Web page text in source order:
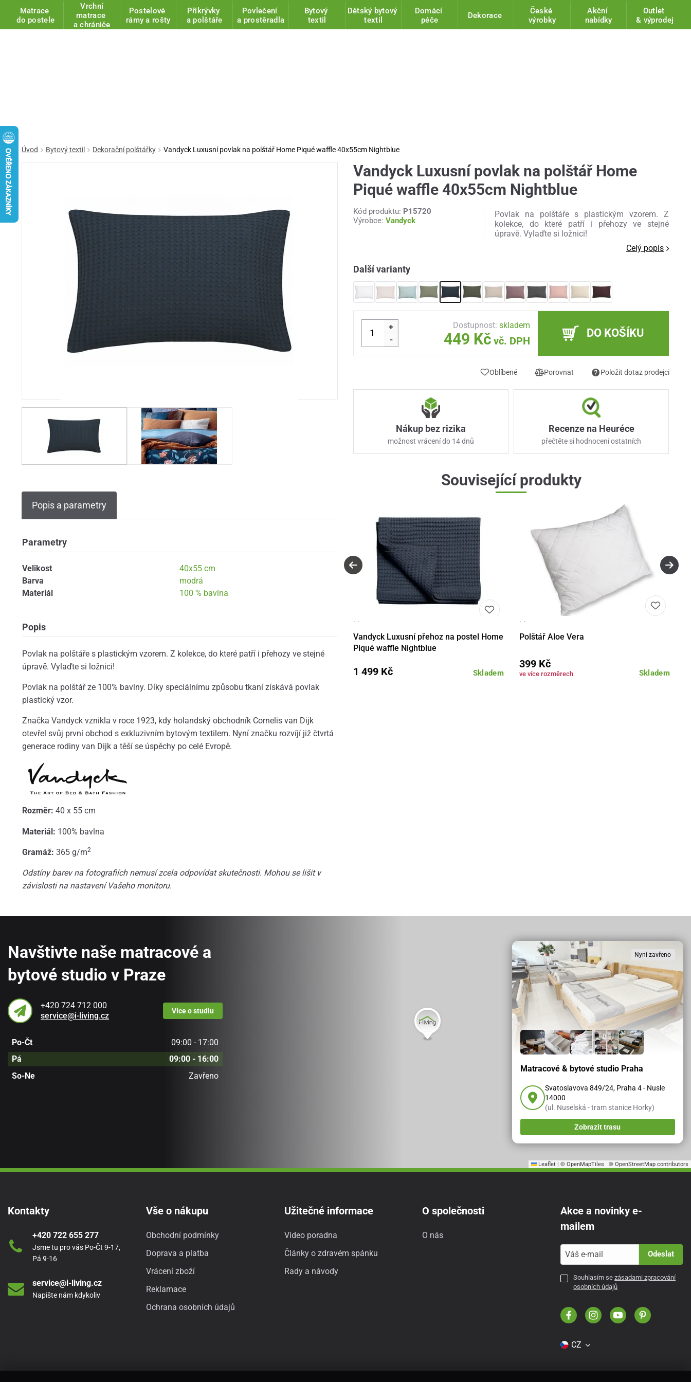
Matrace
do postele
Vrchní
matrace
a chrániče
Postelové
rámy a rošty
Přikrývky
a polštáře
Povlečení
a prostěradla
Bytový
textil
Dětský bytový
textil
Domácí
péče
Dekorace
České
výrobky
Akční
nabídky
Outlet
& výprodej
Úvod Bytový textil Dekorační polštářky Vandyck Luxusní povlak na polštář Home Piqué waffle 40x55cm Nightblue
Popis a parametry
Parametry
Velikost
40x55 cm
Barva
modrá
Materiál
100 % bavlna
Popis
Povlak na polštáře s plastickým vzorem. Z kolekce, do které patří i přehozy ve stejné
úpravě. Vylaďte si ložnici!
Povlak na polštář ze 100% bavlny. Díky speciálnímu způsobu tkaní získává povlak
plastický vzor.
Značka Vandyck vznikla v roce 1923, kdy holandský obchodník Cornelis van Dijk
otevřel svůj první obchod s exkluzivním bytovým textilem. Nyní značku rozvíjí již čtvrtá
generace rodiny van Dijk a těší se úspěchy po celé Evropě.
Rozměr: 40 x 55 cm
Materiál: 100% bavlna
Gramáž: 365 g/m2
Odstíny barev na fotografiích nemusí zcela odpovídat skutečnosti. Mohou se lišit v
závislosti na nastavení Vašeho monitoru.
Vandyck Luxusní povlak na polštář Home
Piqué waffle 40x55cm Nightblue
Kód produktu: P15720
Výrobce: Vandyck
Povlak na polštáře s plastickým vzorem. Z
kolekce, do které patří i přehozy ve stejné
úpravě. Vylaďte si ložnici!
Celý popis
Další varianty
+
-
Dostupnost: skladem
449 Kč vč. DPH
DO KOŠÍKU
Oblíbené Porovnat Položit dotaz prodejci
Nákup bez rizika
možnost vrácení do 14 dnů
Recenze na Heuréce
přečtěte si hodnocení ostatních
Související produkty
· ·
Vandyck Luxusní přehoz na postel Home
Piqué waffle Nightblue
Skladem
1 499 Kč
· ·
Polštář Aloe Vera
Skladem
399 Kč
ve více rozměrech
Leaflet | © OpenMapTiles © OpenStreetMap contributors
Navštivte naše matracové a
bytové studio v Praze
+420 724 712 000
service@i-living.cz
Víceo studiu
Po-Čt
09:00 - 17:00
Pá
09:00 - 16:00
So-Ne
Zavřeno
Nyní zavřeno
Matracové & bytové studio Praha
Svatoslavova 849/24, Praha 4 - Nusle
14000
(ul. Nuselská - tram stanice Horky)
Zobrazit trasu
Kontakty
+420 722 655 277
Jsme tu pro vás Po-Čt 9-17,
Pá 9-16
service@i-living.cz
Napište nám kdykoliv
Vše o nákupu
Obchodní podmínky
Doprava a platba
Vrácení zboží
Reklamace
Ochrana osobních údajů
Užitečné informace
Video poradna
Články o zdravém spánku
Rady a návody
O společnosti
O nás
Akce a novinky e-
mailem
Odeslat
Souhlasím sezásadami zpracování
osobních údajů
CZ